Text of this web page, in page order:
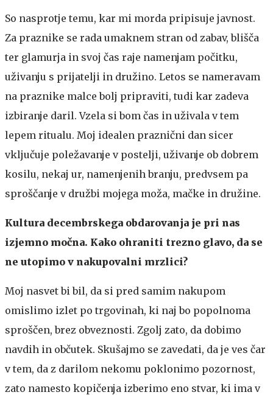
So nasprotje temu, kar mi morda pripisuje javnost.
Za praznike se rada umaknem stran od zabav, blišča
ter glamurja in svoj čas raje namenjam počitku,
uživanju s prijatelji in družino. Letos se nameravam
na praznike malce bolj pripraviti, tudi kar zadeva
izbiranje daril. Vzela si bom čas in uživala v tem
lepem ritualu. Moj idealen praznični dan sicer
vključuje poležavanje v postelji, uživanje ob dobrem
kosilu, nekaj ur, namenjenih branju, predvsem pa
sproščanje v družbi mojega moža, mačke in družine.
Kultura decembrskega obdarovanja je pri nas
izjemno močna. Kako ohraniti trezno glavo, da se
ne utopimo v nakupovalni mrzlici?
Moj nasvet bi bil, da si pred samim nakupom
omislimo izlet po trgovinah, ki naj bo popolnoma
sproščen, brez obveznosti. Zgolj zato, da dobimo
navdih in občutek. Skušajmo se zavedati, da je ves čar
v tem, da z darilom nekomu poklonimo pozornost,
zato namesto kopičenja izberimo eno stvar, ki ima v